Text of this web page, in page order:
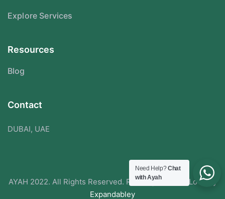
Explore Services
Resources
Blog
Contact
DUBAI, UAE
AYAH 2022. All Rights Reserved. Redesigned With Love By
Expandabley
Need Help?Chat
with Ayah